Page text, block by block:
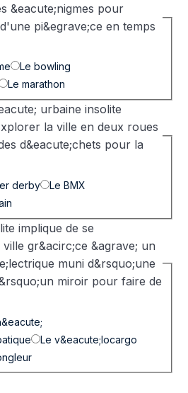
&eacute;nigmes pour
pi&egrave;ce en temps
Le bowling
Le marathon
urbaine insolite
la ville en deux roues
d&eacute;chets pour la
derby
Le BMX
implique de se
gr&acirc;ce &agrave; un
muni d&rsquo;une
miroir pour faire de
Le v&eacute;locargo